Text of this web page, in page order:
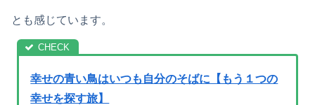
とも感じています。
幸せの青い鳥はいつも自分のそばに【もう１つの
幸せを探す旅】